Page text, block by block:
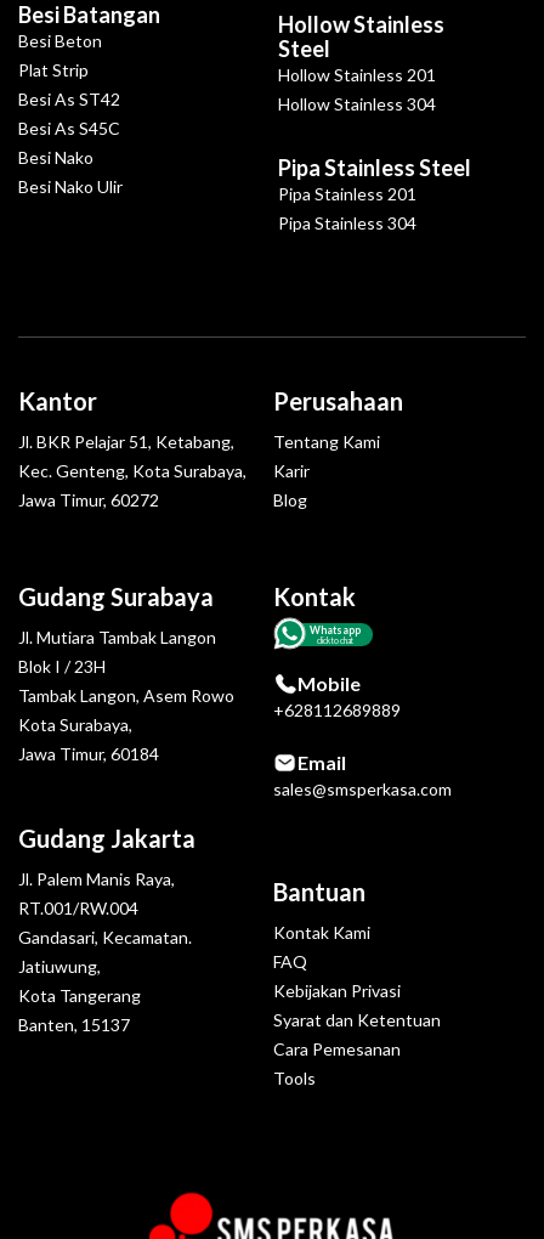
Besi Batangan
Besi Beton
Plat Strip
Besi As ST42
Besi As S45C
Besi Nako
Besi Nako Ulir
Hollow Stainless
Steel
Hollow Stainless 201
Hollow Stainless 304
Pipa Stainless Steel
Pipa Stainless 201
Pipa Stainless 304
Gudang Surabaya
Jl. Mutiara Tambak Langon
Blok I / 23H
Tambak Langon, Asem Rowo
Kota Surabaya,
Jawa Timur, 60184
Gudang Jakarta
Jl. Palem Manis Raya,
RT.001/RW.004
Gandasari, Kecamatan.
Jatiuwung,
Kota Tangerang
Banten, 15137
Kantor
Jl. BKR Pelajar 51, Ketabang,
Kec. Genteng, Kota Surabaya,
Jawa Timur, 60272
Kontak
Whatsapp
click to chat
Mobile
+628112689889
Email
sales@smsperkasa.com
Perusahaan
Tentang Kami
Karir
Blog
Bantuan
Kontak Kami
FAQ
Kebijakan Privasi
Syarat dan Ketentuan
Cara Pemesanan
Tools